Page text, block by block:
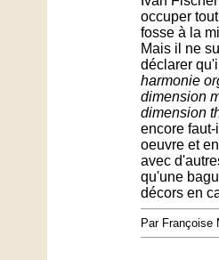
occuper
fosse à la
Mais il ne
déclarer
harmonie
dimension
dimension
encore
oeuvre et
avec
qu'une
décors en
Par Françoise